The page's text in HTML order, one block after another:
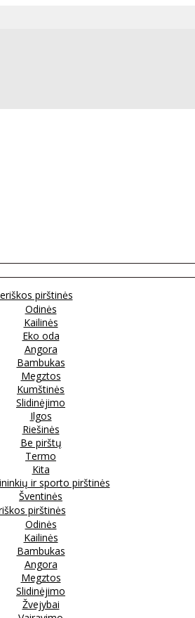
pirštinės
Odinės
Kailinės
Eko oda
Angora
Bambukas
Megztos
Kumštinės
Slidinėjimo
Ilgos
Riešinės
Be pirštų
Termo
Kita
ir sporto pirštinės
Šventinės
pirštinės
Odinės
Kailinės
Bambukas
Angora
Megztos
Slidinėjimo
Žvejybai